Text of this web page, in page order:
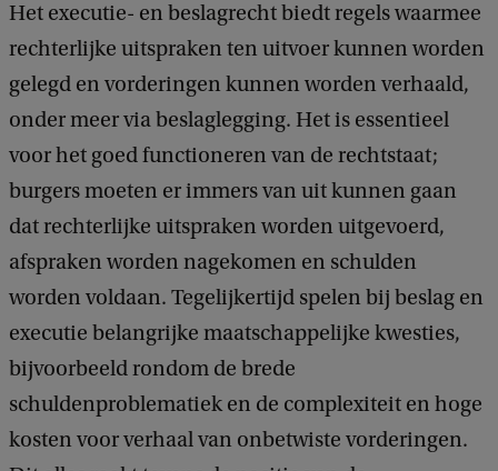
Het executie- en beslagrecht biedt regels waarmee
rechterlijke uitspraken ten uitvoer kunnen worden
gelegd en vorderingen kunnen worden verhaald,
onder meer via beslaglegging. Het is essentieel
voor het goed functioneren van de rechtstaat;
burgers moeten er immers van uit kunnen gaan
dat rechterlijke uitspraken worden uitgevoerd,
afspraken worden nagekomen en schulden
worden voldaan. Tegelijkertijd spelen bij beslag en
executie belangrijke maatschappelijke kwesties,
bijvoorbeeld rondom de brede
schuldenproblematiek en de complexiteit en hoge
kosten voor verhaal van onbetwiste vorderingen.